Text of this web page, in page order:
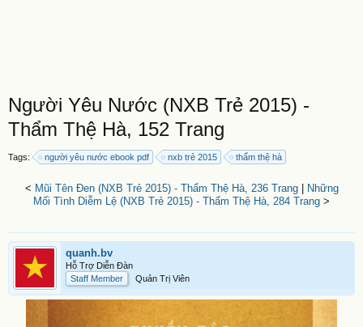
Người Yêu Nước (NXB Trẻ 2015) -
Thẩm Thệ Hà, 152 Trang
Tags: người yêu nước ebook pdf nxb trẻ 2015 thẩm thệ hà
< Mũi Tên Đen (NXB Trẻ 2015) - Thẩm Thệ Hà, 236 Trang|
Những
Mối Tình Diễm Lệ (NXB Trẻ 2015) - Thẩm Thệ Hà, 284 Trang >
quanh.bv
Hỗ Trợ Diễn Đàn
Staff Member
Quản Trị Viên